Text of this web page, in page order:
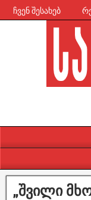
ჩვენ შესახებ
„შვილი